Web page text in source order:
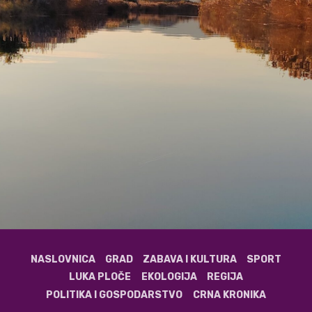
NASLOVNICA GRAD ZABAVA I KULTURA
SPORT
LUKA PLOČE
EKOLOGIJA
REGIJA
POLITIKA I GOSPODARSTVO
CRNA KRONIKA